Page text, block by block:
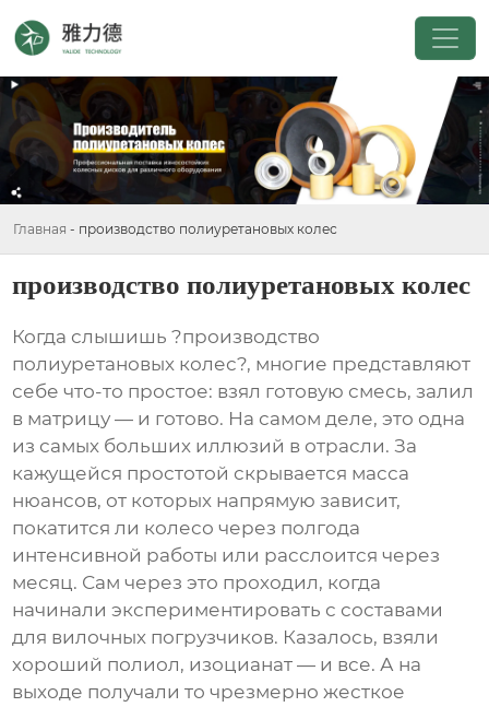
Главная - производство полиуретановых колес
производство полиуретановых колес
Когда слышишь ?производство
полиуретановых колес?, многие представляют
себе что-то простое: взял готовую смесь, залил
в матрицу — и готово. На самом деле, это одна
из самых больших иллюзий в отрасли. За
кажущейся простотой скрывается масса
нюансов, от которых напрямую зависит,
покатится ли колесо через полгода
интенсивной работы или расслоится через
месяц. Сам через это проходил, когда
начинали экспериментировать с составами
для вилочных погрузчиков. Казалось, взяли
хороший полиол, изоцианат — и все. А на
выходе получали то чрезмерно жесткое